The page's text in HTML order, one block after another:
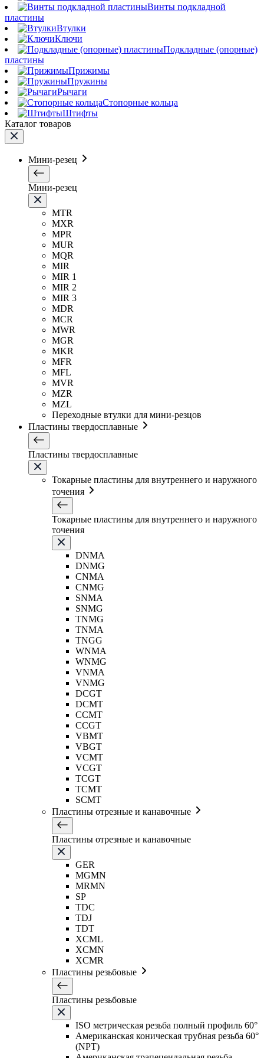
Винты подкладной
пластины
Втулки
Ключи
Подкладные (опорные)
пластины
Прижимы
Пружины
Рычаги
Стопорные кольца
Штифты
Каталог товаров
Мини-резец
Мини-резец
MTR
MXR
MPR
MUR
MQR
MIR
MIR 1
MIR 2
MIR 3
MDR
MCR
MWR
MGR
MKR
MFR
MFL
MVR
MZR
MZL
Переходные втулки для мини-резцов
Пластины твердосплавные
Пластины твердосплавные
Токарные пластины для внутреннего и наружного
точения
Токарные пластины для внутреннего и наружного
точения
DNMA
DNMG
CNMA
CNMG
SNMA
SNMG
TNMG
TNMA
TNGG
WNMA
WNMG
VNMA
VNMG
DCGT
DCMT
CCMT
CCGT
VBMT
VBGT
VCMT
VCGT
TCGT
TCMT
SCMT
Пластины отрезные и канавочные
Пластины отрезные и канавочные
GER
MGMN
MRMN
SP
TDC
TDJ
TDT
XCML
XCMN
XCMR
Пластины резьбовые
Пластины резьбовые
ISO метрическая резьба полный профиль 60°
Американская коническая трубная резьба 60°
(NPT)